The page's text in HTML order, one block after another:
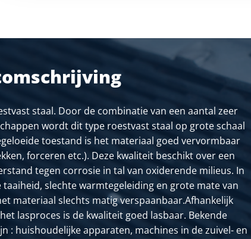
staal. Door de combinatie van een aantal zeer
wordt dit type roestvast staal op grote schaal
toestand is het materiaal goed vervormbaar
forceren etc.). Deze kwaliteit beschikt over een
tegen corrosie in tal van oxiderende milieus. In
slechte warmtegeleiding en grote mate van
materiaal slechts matig verspaanbaar.Afhankelijk
lasproces is de kwaliteit goed lasbaar. Bekende
: huishoudelijke apparaten, machines in de zuivel- en